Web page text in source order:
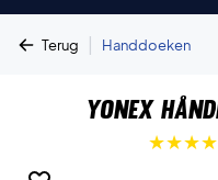
Terug | Handdoeken
Yonex